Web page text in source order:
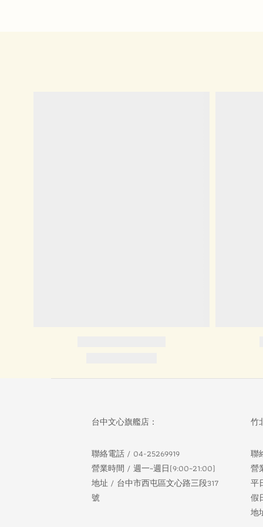
台中文心旗艦店：
聯絡電話 / 04-25269919
營業時間 / 週一~週日(9:00~21:00)
地址 / 台中市西屯區文心路三段317
號
竹
聯
營
平
假
地